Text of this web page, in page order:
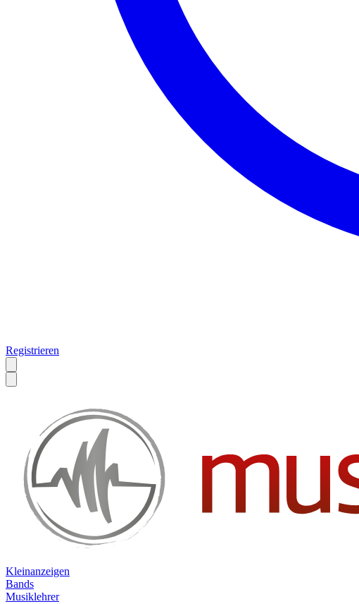
Registrieren
Kleinanzeigen
Bands
Musiklehrer